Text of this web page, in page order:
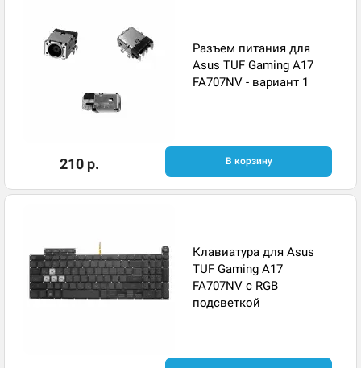
Разъем питания для
Asus TUF Gaming A17
FA707NV - вариант 1
210 р. В корзину
Клавиатура для Asus
TUF Gaming A17
FA707NV с RGB
подсветкой